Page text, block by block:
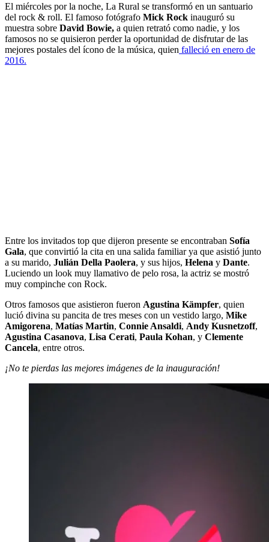
El miércoles por la noche, La Rural se transformó en un santuario
del rock & roll. El famoso fotógrafo Mick Rock inauguró su
muestra sobre David Bowie, a quien retrató como nadie, y los
famosos no se quisieron perder la oportunidad de disfrutar de las
mejores postales del ícono de la música, quien falleció en enero de
2016.
Entre los invitados top que dijeron presente se encontraban Sofía
Gala, que convirtió la cita en una salida familiar ya que asistió junto
a su marido, Julián Della Paolera, y sus hijos, Helena y Dante.
Luciendo un look muy llamativo de pelo rosa, la actriz se mostró
muy compinche con Rock.
Otros famosos que asistieron fueron Agustina Kämpfer, quien
lució divina su pancita de tres meses con un vestido largo, Mike
Amigorena, Matías Martin, Connie Ansaldi, Andy Kusnetzoff,
Agustina Casanova, Lisa Cerati, Paula Kohan, y Clemente
Cancela, entre otros.
¡No te pierdas las mejores imágenes de la inauguración!